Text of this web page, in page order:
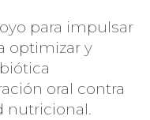
para impulsar
optimizar y
oral contra
nutricional.